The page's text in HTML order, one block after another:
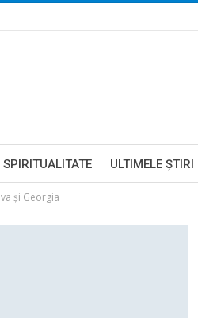
SPIRITUALITATE ULTIMELE ŞTIRI
și Georgia